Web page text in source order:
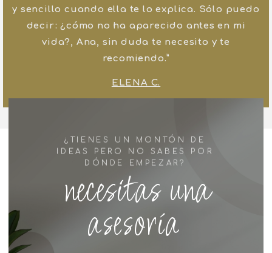
y sencillo cuando ella te lo explica. Sólo puedo
decir: ¿cómo no ha aparecido antes en mi
vida?, Ana, sin duda te necesito y te
recomiendo.”
ELENA C.
¿TIENES UN MONTÓN DE
IDEAS PERO NO SABES POR
DÓNDE EMPEZAR?
necesitas una
asesoría